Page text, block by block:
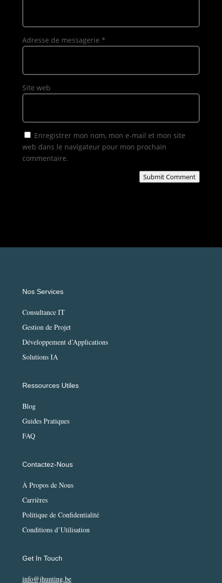
Adresse de messagerie *
Site web
Enregistrer mon nom, mon e-mail et mon site
web dans le navigateur pour mon prochain
commentaire.
Submit Comment
Nos Services
Consultance IT
Gestion de Projet
Développement d’Applications
Solutions IA
Ressources Utiles
Blog
Guides Pratiques
FAQ
Contactez-Nous
À Propos de Nous
Carrières
Politique de Confidentialité
Conditions d’Utilisation
Get In Touch
info@jhunting.be